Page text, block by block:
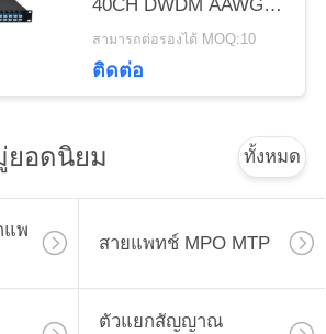
40CH DWDM AAWG
Mux Demux
สามารถต่อรองได้ MOQ:10
ติดต่อ
อดนิยม ทั้งหมด
แพ
สายแพทช์ MPO MTP
ตัวแยกสัญญาณ